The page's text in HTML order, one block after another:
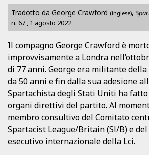
Tradotto da George Crawford (inglese),
n. 67 , 1 agosto 2022
Il compagno George Crawford è
improvvisamente a Londra
di 77 anni. George era militante
da 50 anni e fin dalla sua adesione
Spartachista degli Stati Uniti ha
organi direttivi del partito. Al
membro consultivo del Comitato
Spartacist League/Britain (Sl/B) e
esecutivo internazionale della Lci.